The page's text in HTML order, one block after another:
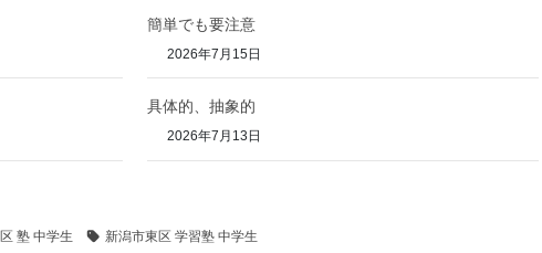
簡単でも要注意
2026年7月15日
具体的、抽象的
2026年7月13日
塾 中学生
新潟市東区 学習塾 中学生